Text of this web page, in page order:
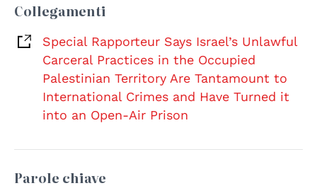
Collegamenti
Special Rapporteur Says Israel’s Unlawful
Carceral Practices in the Occupied
Palestinian Territory Are Tantamount to
International Crimes and Have Turned it
into an Open-Air Prison
Parole chiave